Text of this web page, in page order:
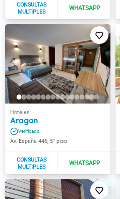
Aragon
Av. España 446, 5° piso